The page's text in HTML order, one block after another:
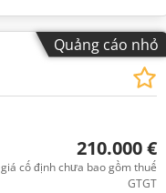
Quảng cáo nhỏ
210.000 €
giá cố định chưa bao gồm thuế
GTGT